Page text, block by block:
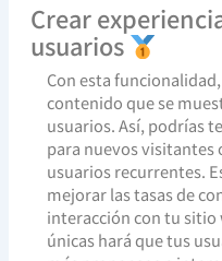
Crear
usuarios
Con esta
contenido que se
usuarios. Así, podrías
para nuevos
usuarios recurrentes.
mejorar las tasas de
interacción con tu sitio
únicas hará que tus